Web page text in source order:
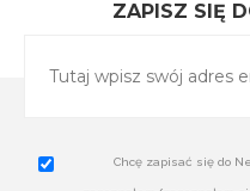
ZAPISZ SIĘ
Chcę zapisać się do